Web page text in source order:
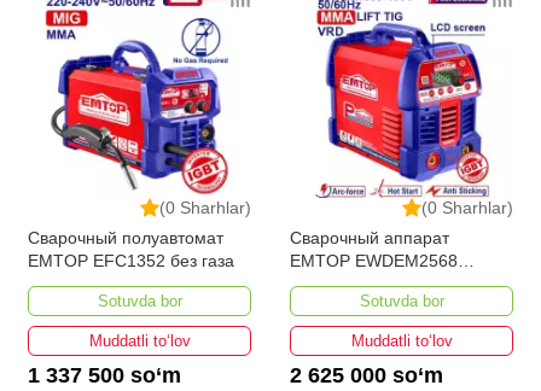
(0 Sharhlar)
Сварочный полуавтомат
EMTOP EFC1352 без газа
Sotuvda bor
Muddatli to‘lov
1 337 500 so‘m
(0 Sharhlar)
Сварочный аппарат
EMTOP EWDEM2568
MMA/TIG Lift
Sotuvda bor
Muddatli to‘lov
2 625 000 so‘m